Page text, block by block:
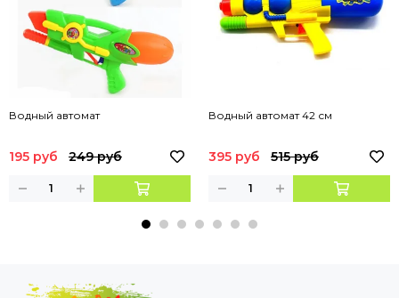
Водный автомат
195 руб 249 руб
Водный автомат 42 см
395 руб 515 руб